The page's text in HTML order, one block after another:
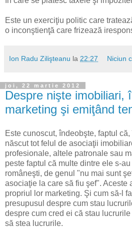
Este un exerciţiu politic care
o inconştienţă care frizează
Ion Radu Zilişteanu la 22:27 Niciun
joi, 22 martie 2012
Despre nişte imobiliari,
marketing şi emiţând
Este cunoscut, îndeobşte, faptul
născut tot felul de asociaţii
profesionale, altele patronale sau
peste faptul că multe dintre ele s-
româneşti, de genul "nu mai sunt
asociaţie la care să fiu şef". Aceste
propriul lor marketing. Şi cum să-l
presupusul despre cum stau
despre cum cred ei că stau
să stea lucrurile.